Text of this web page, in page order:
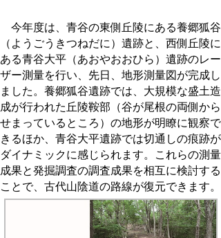
今年度は、青谷の東側丘陵にある養郷狐谷
（ようごうきつねだに）遺跡と、西側丘陵に
ある青谷大平（あおやおおひら）遺跡のレー
ザー測量を行い、先日、地形測量図が完成し
ました。養郷狐谷遺跡では、大規模な盛土造
成が行われた丘陵鞍部（谷が尾根の両側から
せまっているところ）の地形が明瞭に観察で
きるほか、青谷大平遺跡では切通しの痕跡が
ダイナミックに感じられます。これらの測量
成果と発掘調査の調査成果を相互に検討する
ことで、古代山陰道の路線が復元できます。